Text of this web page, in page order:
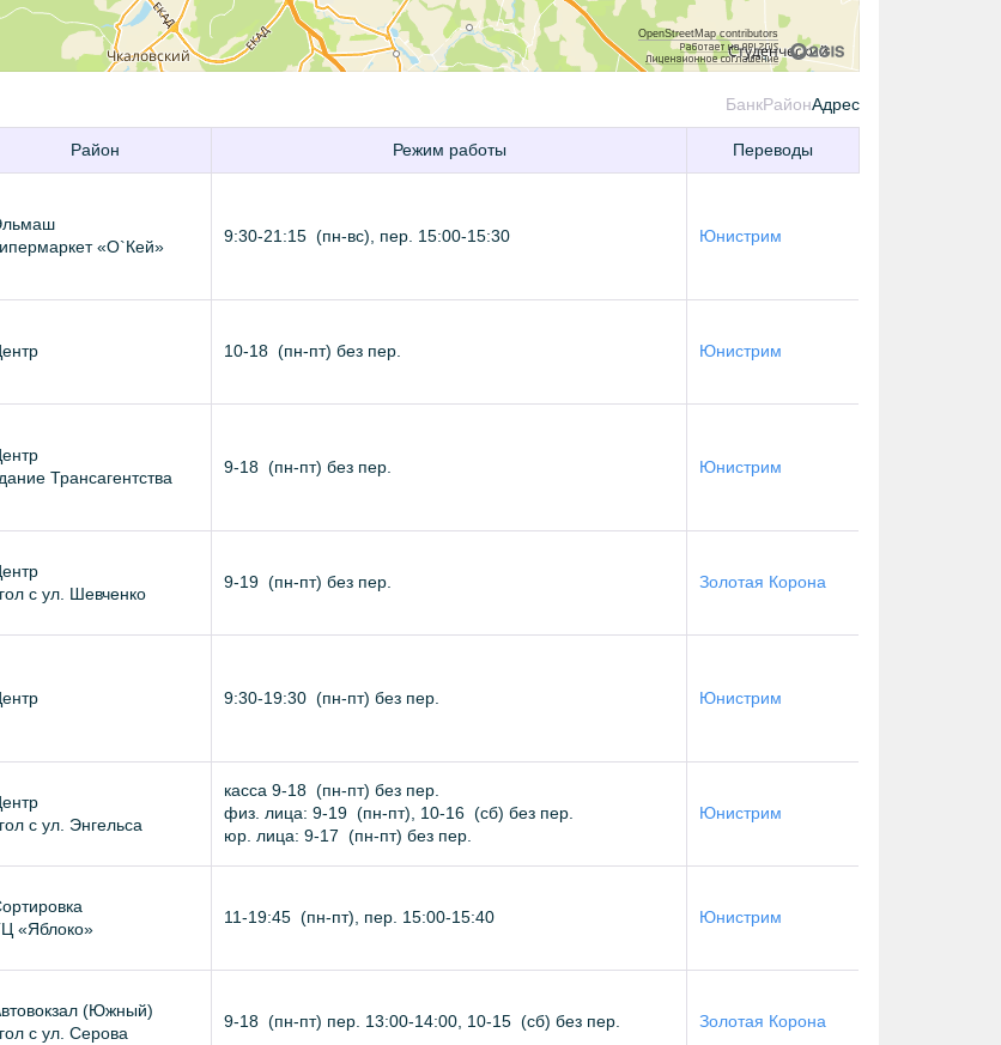
OpenStreetMap contributors
БанкРайонАдрес
Район Режим работы Переводы
«О`Кей»
9:30-21:15(пн-вс), пер. 15:00-15:30 Юнистрим
10-18(пн-пт) без пер. Юнистрим
Трансагентства
9-18(пн-пт) без пер. Юнистрим
с ул. Шевченко
9-19(пн-пт) без пер. Золотая Корона
9:30-19:30(пн-пт) без пер. Юнистрим
с ул. Энгельса
касса 9-18(пн-пт) без пер.
физ. лица: 9-19(пн-пт), 10-16(сб) без пер.
юр. лица: 9-17 (пн-пт) без пер.
Юнистрим
«Яблоко»
11-19:45(пн-пт), пер. 15:00-15:40 Юнистрим
(Южный)
с ул. Серова
9-18(пн-пт) пер. 13:00-14:00, 10-15(сб) без пер. Золотая Корона